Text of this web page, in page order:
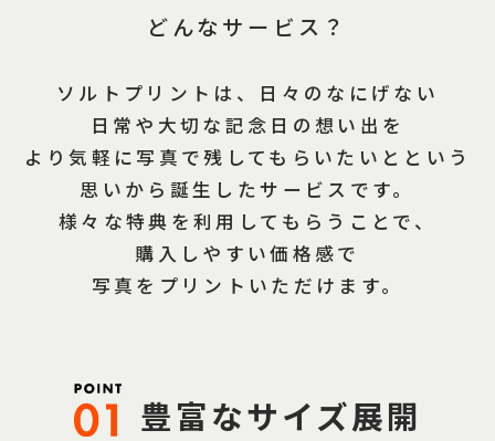
どんなサービス？
ソルトプリントは、日々のなにげない
日常や大切な記念日の想い出を
より気軽に写真で残してもらいたいとという
思いから誕生したサービスです。
様々な特典を利用してもらうことで、
購入しやすい価格感で
写真をプリントいただけます。
豊富なサイズ展開